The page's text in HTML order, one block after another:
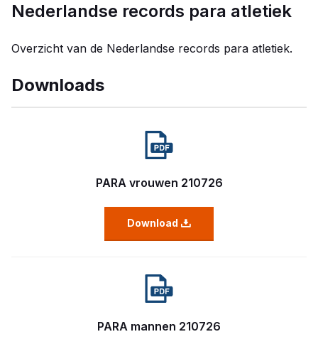
Nederlandse records para atletiek
Overzicht van de Nederlandse records para atletiek.
Downloads
PARA vrouwen 210726
Download
PARA mannen 210726